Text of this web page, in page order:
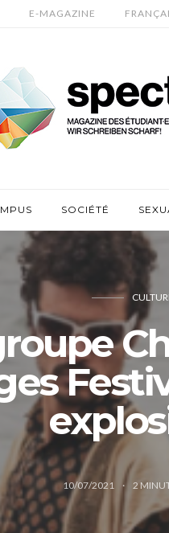
E-MAGAZINE
SOCIÉTÉ
10/07/2021 2